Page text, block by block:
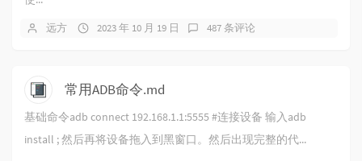
远方 2023 年 10 月 19 日 487 条评论
常用ADB命令.md
基础命令adb connect 192.168.1.1:5555 #连接设备 输入adb
install ; 然后再将设备拖入到黑窗口。然后出现完整的代...